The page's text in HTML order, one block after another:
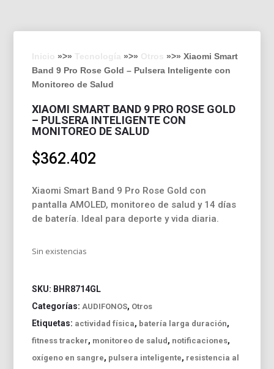
»>» »>»
»>» Xiaomi Smart
Band 9 Pro Rose Gold – Pulsera Inteligente con
Monitoreo de Salud
XIAOMI SMART BAND 9 PRO ROSE GOLD
– PULSERA INTELIGENTE CON
MONITOREO DE SALUD
$362.402
Xiaomi Smart Band 9 Pro Rose Gold con
pantalla AMOLED, monitoreo de salud y 14 días
de batería. Ideal para deporte y vida diaria.
Sin existencias
SKU: BHR8714GL
Categorías: AUDIFONOS, Otros
Etiquetas: actividad física, batería larga duración,
fitness tracker, monitoreo de salud , notificaciones,
oxígeno en sangre, pulsera inteligente, resistencia al